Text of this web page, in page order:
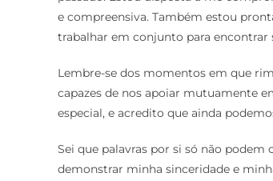
e compreensiva. Também estou
trabalhar em conjunto para encontrar
Lembre-se dos momentos em que
capazes de nos apoiar mutuamente
especial, e acredito que ainda
Sei que palavras por si só não
demonstrar minha sinceridade e